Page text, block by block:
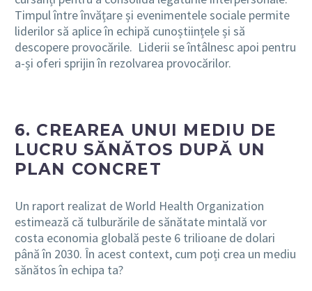
Timpul între învățare și evenimentele sociale permite
liderilor să aplice în echipă cunoștiințele și să
descopere provocările. Liderii se întâlnesc apoi pentru
a-și oferi sprijin în rezolvarea provocărilor.
6. CREAREA UNUI MEDIU DE
LUCRU SĂNĂTOS DUPĂ UN
PLAN CONCRET
Un raport realizat de World Health Organization
estimează că tulburările de sănătate mintală vor
costa economia globală peste 6 trilioane de dolari
până în 2030. În acest context, cum poți crea un mediu
sănătos în echipa ta?